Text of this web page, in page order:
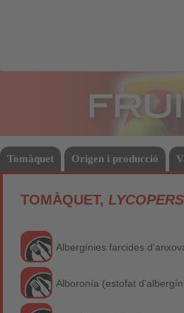
Tomàquet Origen i producció
TOMÀQUET,
Albergínies farcides
Alboronía (estofat